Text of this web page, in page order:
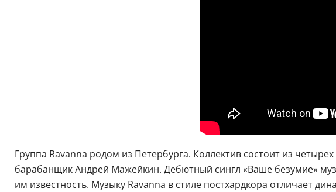
Группа Ravanna родом из Петербурга. Коллектив состоит из
барабанщик Андрей Мажейкин. Дебютный сингл «Ваше безумие»
им известность. Музыку Ravanna в стиле постхардкора отличает